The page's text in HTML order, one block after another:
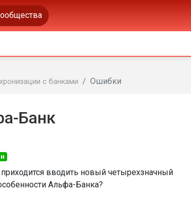
с банками Ошибки
Банк
вводить новый четырехзначный
Альфа-Банка?